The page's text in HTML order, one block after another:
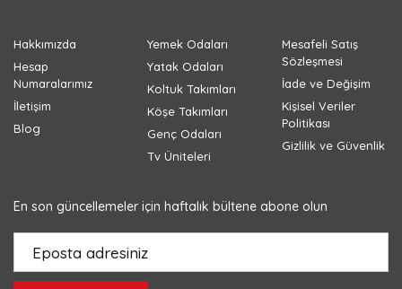
Hakkımızda
Hesap
Numaralarımız
İletişim
Blog
Yemek Odaları
Yatak Odaları
Koltuk Takımları
Köşe Takımları
Genç Odaları
Tv Üniteleri
Mesafeli Satış
Sözleşmesi
İade ve Değişim
Kişisel Veriler
Politikası
Gizlilik ve Güvenlik
En son güncellemeler için haftalık bültene abone olun